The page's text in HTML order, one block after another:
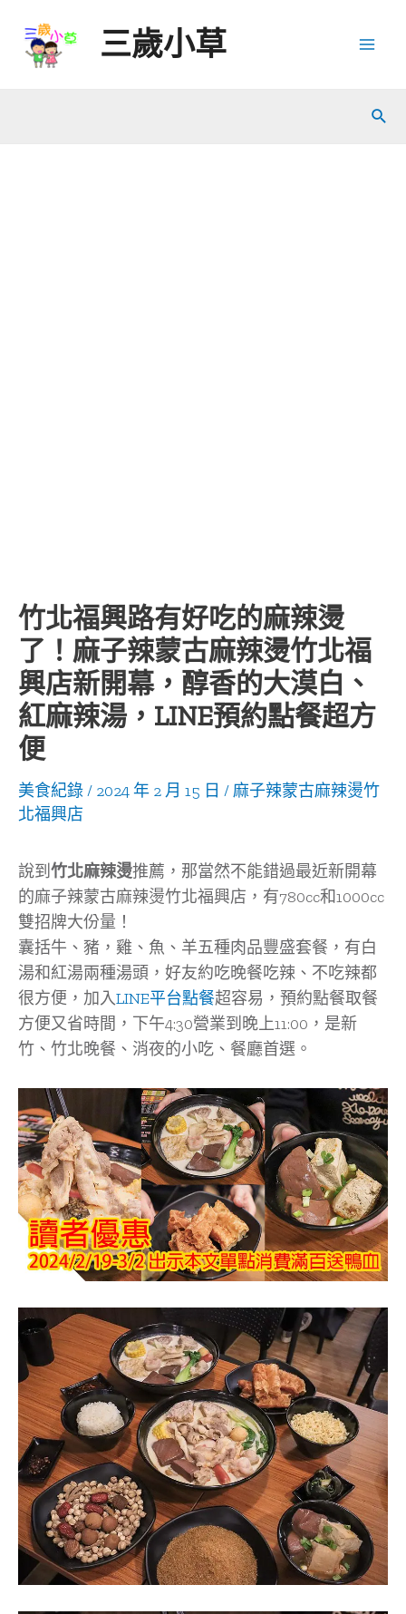
content
三歲小草
竹北福興路有好吃的麻辣燙
了！麻子辣蒙古麻辣燙竹北福
興店新開幕，醇香的大漠白、
紅麻辣湯，LINE預約點餐超方
便
美食紀錄/ 2024 年 2 月 15 日 /麻子辣蒙古麻辣燙竹
北福興店
說到 竹北麻辣燙推薦，那當然不能錯過最近新開幕
的麻子辣蒙古麻辣燙竹北福興店，有780cc和1000cc
雙招牌大份量！
囊括牛、豬，雞、魚、羊五種肉品豐盛套餐，有白
湯和紅湯兩種湯頭，好友約吃晚餐吃辣、不吃辣都
很方便，加入LINE平台點餐超容易，預約點餐取餐
方便又省時間，下午4:30營業到晚上11:00，是新
竹、竹北晚餐、消夜的小吃、餐廳首選。